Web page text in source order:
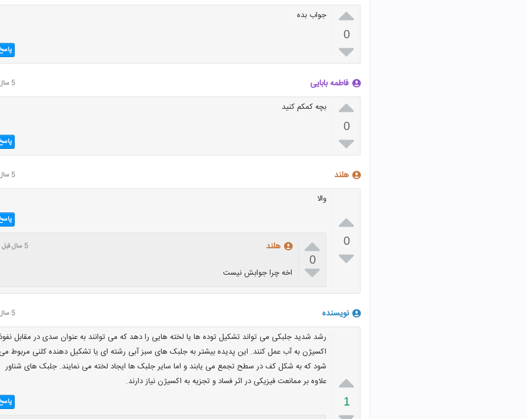

0

جواب بده
فاطمه بابایی 5 سال قبل

0

بچه کمکم کنید
هلند 5 سال قبل

0

والا

0

هلند 5 سال قبل
اخه چرا جوابش نیست
نویسنده 5 سال قبل

1
رشد شدید جلبکی می تواند تشکیل توده ها یا لخته هایی را دهد که می توانند به عنوان سدی در مقابل
اکسیژن به آب عمل کنند. این پدیده بیشتر به جلبک های سبز آبی رشته ای یا تشکیل دهنده کلنی مربوط
شود که به شکل کف در سطح تجمع می یابند و اما سایر جلبک ها ایجاد لخته می نمایند. جلبک های شناور
علاوه بر ممانعت فیزیکی در اثر فساد و تجزیه به اکسیژن نیاز دارند.